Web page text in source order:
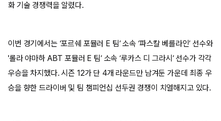
화 기술 경쟁력을 알렸다.
이번 경기에서는 ‘포르쉐 포뮬러 E 팀’ 소속 ‘파스칼 베를라인’ 선수와
'롤라 야마하 ABT 포뮬러 E 팀’ 소속 ‘루카스 디 그라시’ 선수가 각각
우승을 차지했다. 시즌 12가 단 4개 라운드만 남겨둔 가운데 최종 우
승을 향한 드라이버 및 팀 챔피언십 선두권 경쟁이 치열해지고 있다.